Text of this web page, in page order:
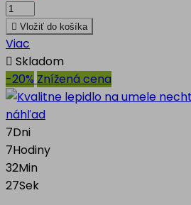
 Vložiť do košíka
Viac
 Skladom
-20% Znížená cena
náhľad
7Dni
7Hodiny
32Min
26Sek